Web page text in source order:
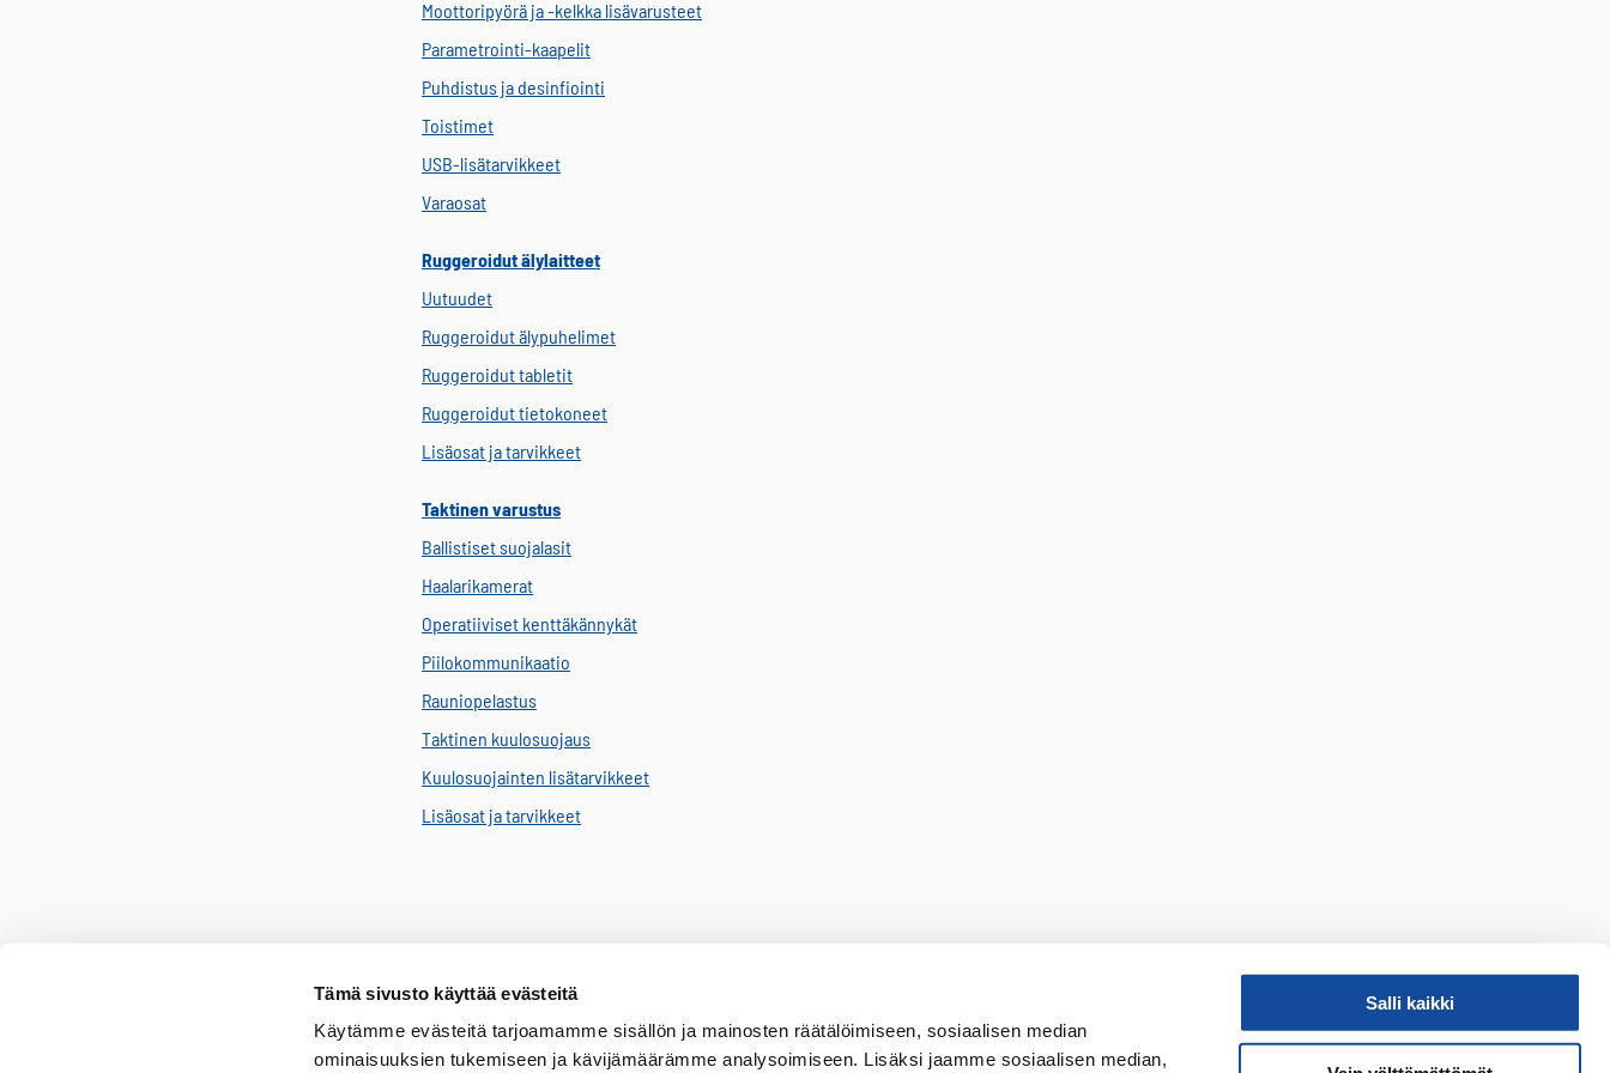
Tämä sivusto käyttää evästeitä
Käytämme evästeitä tarjoamamme sisällön ja mainosten räätälöimiseen, sosiaalisen median
ominaisuuksien tukemiseen ja kävijämäärämme analysoimiseen. Lisäksi jaamme sosiaalisen median,
Salli kaikki
Moottoripyörä ja -kelkka lisävarusteet
Parametrointi-kaapelit
Puhdistus ja desinfiointi
Toistimet
USB-lisätarvikkeet
Varaosat
Ruggeroidut älylaitteet
Uutuudet
Ruggeroidut älypuhelimet
Ruggeroidut tabletit
Ruggeroidut tietokoneet
Lisäosat ja tarvikkeet
Taktinen varustus
Ballistiset suojalasit
Haalarikamerat
Operatiiviset kenttäkännykät
Piilokommunikaatio
Rauniopelastus
Taktinen kuulosuojaus
Kuulosuojainten lisätarvikkeet
Lisäosat ja tarvikkeet